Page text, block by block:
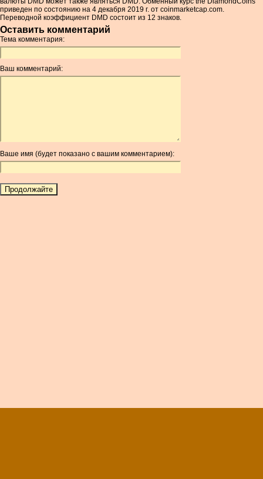
приведен по состоянию на 4 декабря 2019 г. от coinmarketcap.com.
Переводной коэффициент DMD состоит из 12 знаков.
Оставить комментарий
Тема комментария:
Ваш комментарий:
Ваше имя (будет показано с вашим комментарием):